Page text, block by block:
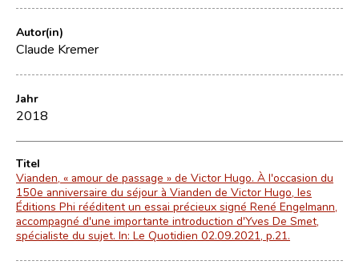
Autor(in)
Claude Kremer
Jahr
2018
Titel
Vianden, « amour de passage » de Victor Hugo. À l'occasion du
150e anniversaire du séjour à Vianden de Victor Hugo, les
Éditions Phi rééditent un essai précieux signé René Engelmann,
accompagné d'une importante introduction d'Yves De Smet,
spécialiste du sujet. In: Le Quotidien 02.09.2021, p.21.